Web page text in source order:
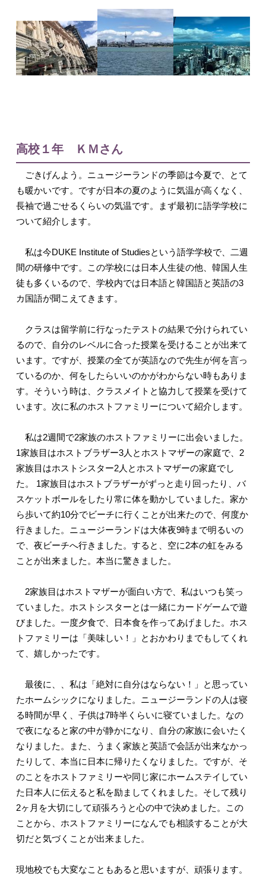
高校１年 ＫＭさん
ごきげんよう。ニュージーランドの季節は今夏で、とて
も暖かいです。ですが日本の夏のように気温が高くなく、
長袖で過ごせるくらいの気温です。まず最初に語学学校に
ついて紹介します。
私は今DUKE Institute of Studiesという語学学校で、二週
間の研修中です。この学校には日本人生徒の他、韓国人生
徒も多くいるので、学校内では日本語と韓国語と英語の3
カ国語が聞こえてきます。
クラスは留学前に行なったテストの結果で分けられてい
るので、自分のレベルに合った授業を受けることが出来て
います。ですが、授業の全てが英語なので先生が何を言っ
ているのか、何をしたらいいのかがわからない時もありま
す。そういう時は、クラスメイトと協力して授業を受けて
います。次に私のホストファミリーについて紹介します。
私は2週間で2家族のホストファミリーに出会いました。
1家族目はホストブラザー3人とホストマザーの家庭で、2
家族目はホストシスター2人とホストマザーの家庭でし
た。 1家族目はホストブラザーがずっと走り回ったり、バ
スケットボールをしたり常に体を動かしていました。家か
ら歩いて約10分でビーチに行くことが出来たので、何度か
行きました。ニュージーランドは大体夜9時まで明るいの
で、夜ビーチへ行きました。すると、空に2本の虹をみる
ことが出来ました。本当に驚きました。
2家族目はホストマザーが面白い方で、私はいつも笑っ
ていました。ホストシスターとは一緒にカードゲームで遊
びました。一度夕食で、日本食を作ってあげました。ホス
トファミリーは「美味しい！」とおかわりまでもしてくれ
て、嬉しかったです。
最後に、、私は「絶対に自分はならない！」と思ってい
たホームシックになりました。ニュージーランドの人は寝
る時間が早く、子供は7時半くらいに寝ていました。なの
で夜になると家の中が静かになり、自分の家族に会いたく
なりました。また、うまく家族と英語で会話が出来なかっ
たりして、本当に日本に帰りたくなりました。ですが、そ
のことをホストファミリーや同じ家にホームステイしてい
た日本人に伝えると私を励ましてくれました。そして残り
2ヶ月を大切にして頑張ろうと心の中で決めました。この
ことから、ホストファミリーになんでも相談することが大
切だと気づくことが出来ました。
現地校でも大変なこともあると思いますが、頑張ります。